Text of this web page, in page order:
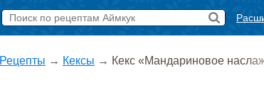
Рецепты → Кексы → Кекс «Мандариновое